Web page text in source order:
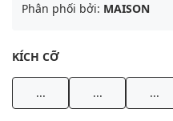
Phân phối bởi: MAISON
KÍCH CỠ
... ... ...